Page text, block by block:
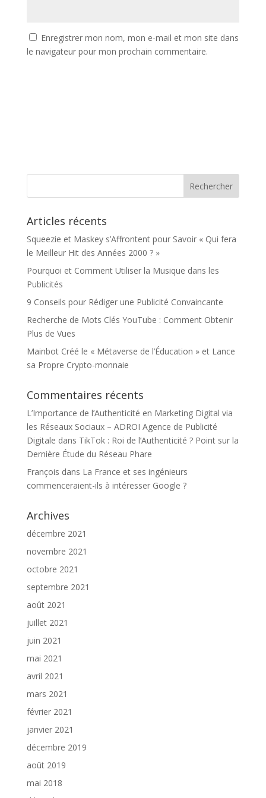
Enregistrer mon nom, mon e-mail et mon site dans
le navigateur pour mon prochain commentaire.
Articles récents
Squeezie et Maskey s’Affrontent pour Savoir « Qui fera
le Meilleur Hit des Années 2000 ? »
Pourquoi et Comment Utiliser la Musique dans les
Publicités
9 Conseils pour Rédiger une Publicité Convaincante
Recherche de Mots Clés YouTube : Comment Obtenir
Plus de Vues
Mainbot Créé le « Métaverse de l’Éducation » et Lance
sa Propre Crypto-monnaie
Commentaires récents
L’Importance de l’Authenticité en Marketing Digital via
les Réseaux Sociaux – ADROI Agence de Publicité
Digitale dans TikTok : Roi de l’Authenticité ? Point sur la
Dernière Étude du Réseau Phare
François dans La France et ses ingénieurs
commenceraient-ils à intéresser Google ?
Archives
décembre 2021
novembre 2021
octobre 2021
septembre 2021
août 2021
juillet 2021
juin 2021
mai 2021
avril 2021
mars 2021
février 2021
janvier 2021
décembre 2019
août 2019
mai 2018